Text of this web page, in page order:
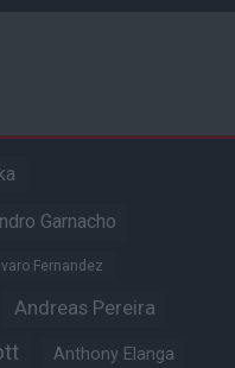
Garnacho
Fernandez
Andreas Pereira
Anthony Elanga